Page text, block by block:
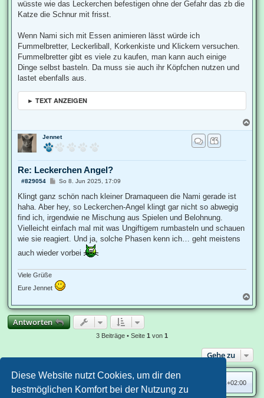
Diese Website nutzt Cookies, um dir den
bestmöglichen Komfort bei der Nutzung zu
wüsste wie das Leckerchen befestigen ohne der Gefahr das zb die
Katze die Schnur mit frisst.
Wenn Nami sich mit Essen animieren lässt würde ich
Fummelbretter, Leckerliball, Korkenkiste und Klickern versuchen.
Fummelbretter gibt es viele zu kaufen, man kann auch einige
Dinge selbst basteln. Da muss sie auch ihr Köpfchen nutzen und
lastet ebenfalls aus.
► TEXT ANZEIGEN
a
Jennet
Re: Leckerchen Angel?
#829054
B
r
a
So 8. Jun 2025, 17:09
Klingt ganz schön nach kleiner Dramaqueen die Nami gerade ist
haha. Aber hey, so Leckerchen-Angel klingt gar nicht so abwegig
find ich, irgendwie ne Mischung aus Spielen und Belohnung.
Vielleicht einfach mal mit was Ungiftigem rumbasteln und schauen
wie sie reagiert. Und ja, solche Phasen kenn ich… geht meistens
auch wieder vorbei
Viele Grüße
Eure Jennet
a
c
Antworten
3 Beiträge • Seite 1 von 1
Gehe zu
UTC+02:00